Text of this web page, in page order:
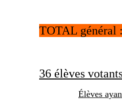
TOTAL général
36 élèves
Élèves